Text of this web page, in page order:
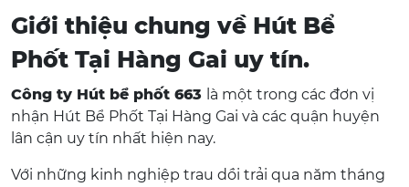
Giới thiệu chung về Hút Bể
Phốt Tại Hàng Gai uy tín.
Công ty Hút bể phốt 663 là một trong các đơn vị
nhận Hút Bể Phốt Tại Hàng Gai và các quận huyện
lân cận uy tín nhất hiện nay.
Với những kinh nghiệp trau dồi trải qua năm tháng